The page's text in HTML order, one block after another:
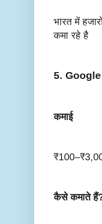
भारत में
कमा रहे है
5.
कमाई
कैसे कमाते